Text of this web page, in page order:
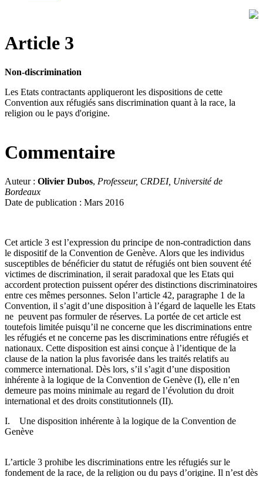
Article 3
Non-discrimination
Les Etats contractants appliqueront les dispositions de cette
Convention aux réfugiés sans discrimination quant à la race, la
religion ou le pays d'origine.
Commentaire
Auteur : Olivier Dubos, Professeur, CRDEI, Université de
Bordeaux
Date de publication : Mars 2016
Cet article 3 est l’expression du principe de non-contradiction dans
le dispositif de la Convention de Genève. Alors que les individus
susceptibles de bénéficier du statut de réfugiés ont bien souvent été
victimes de discrimination, il serait paradoxal que les Etats qui
accordent protection puissent opérer des distinctions discriminatoires
entre ces mêmes personnes. Selon l’article 42, paragraphe 1 de la
Convention, il s’agit d’une disposition à l’égard de laquelle les Etats
ne peuvent pas formuler de réserves. La portée de cet article est
toutefois limitée puisqu’il ne concerne que les discriminations entre
les réfugiés et ne concerne pas les discriminations entre réfugiés et
nationaux. Cette disposition est ainsi conçue à l’identique de la
clause de la nation la plus favorisée dans les traités relatifs au
commerce international. Dès lors, s’il s’agit d’une disposition
inhérente à la logique de la Convention de Genève (I), elle n’en
demeure pas moins minimale au regard de l’évolution du droit
international et des droits constitutionnels (II).
I. Une disposition inhérente à la logique de la Convention de
Genève
L’article 3 prohibe les discriminations entre les réfugiés sur le
fondement de la race, de la religion ou du pays d’origine. Il n’est dès